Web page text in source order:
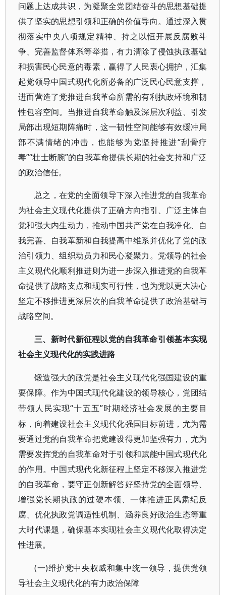
问题上达成共识，为凝聚全党团结奋斗的思想基础提
供了坚实的思想引领和正确的价值导向。通过深入贯
彻落实中央八项规定精神、持之以恒开展反腐败斗
争、完善监督体系等举措，有力清除了侵蚀执政基础
和损害民心民意的毒素，赢得了人民衷心拥护，汇集
起党领导中国式现代化所必备的广泛民心民意支撑，
进而营造了党推进自我革命所需的有利执政环境和韧
性包容空间。当推进自我革命触及深层次利益、引发
局部出现短期阵痛时，这一韧性空间能够有效缓冲局
部不满情绪的冲击，也能够为党坚持推进“刮骨疗
毒”“壮士断腕”的自我革命提供长期的社会支持和广泛
的政治信任。
总之，在党的全面领导下深入推进党的自我革命
为社会主义现代化提供了正确方向指引、广泛主体自
觉和强大内生动力，推动中国共产党在自我净化、自
我完善、自我革新和自我提高中维系并优化了党的政
治引领力、组织动员力和民心凝聚力。党领导的社会
主义现代化顺利推进则为进一步深入推进党的自我革
命提供了战略支点和现实可行性，也为党以更大决心
坚定不移推进更深层次的自我革命提供了政治基础与
战略空间。
三、新时代新征程以党的自我革命引领基本实现
社会主义现代化的实践进路
锻造强大的政党是社会主义现代化强国建设的重
要保障。作为中国式现代化建设的领导核心，党团结
带领人民实现“十五五”时期经济社会发展的主要目
标，向着建设社会主义现代化强国目标前进，尤为需
要通过党的自我革命把党建设得更加坚强有力，尤为
需要发挥党的自我革命对于引领和赋能中国式现代化
的作用。中国式现代化新征程上坚定不移深入推进党
的自我革命，要守正创新解答好坚持党的全面领导、
增强党长期执政的过硬本领、一体推进正风肃纪反
腐、优化执政党调适性机制、涵养良好政治生态等重
大时代课题，确保基本实现社会主义现代化取得决定
性进展。
(一)维护党中央权威和集中统一领导，提供党领
导社会主义现代化的有力政治保障